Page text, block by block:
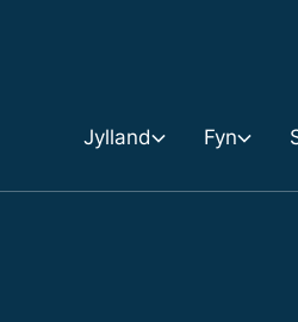
Jylland Fyn